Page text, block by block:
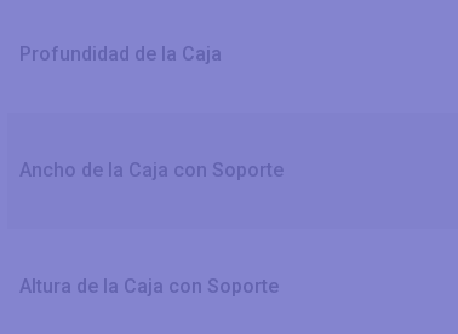
Profundidad de la Caja
Ancho de la Caja con Soporte
Altura de la Caja con Soporte